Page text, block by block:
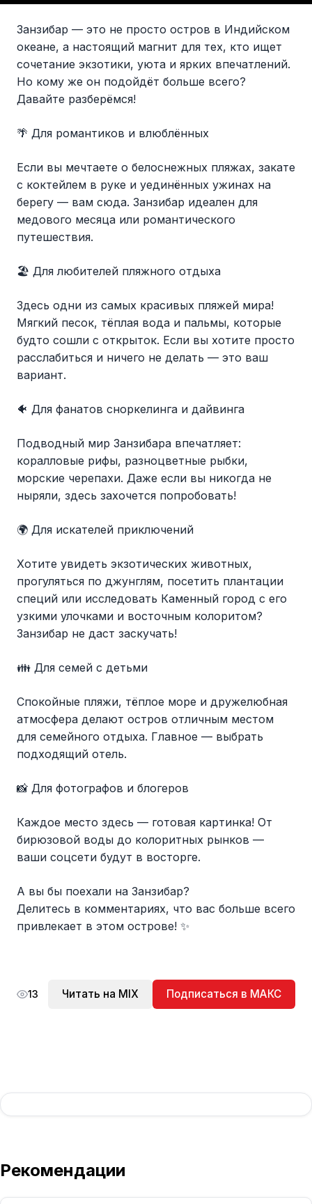
Занзибар — это не просто остров в Индийском
океане, а настоящий магнит для тех, кто ищет
сочетание экзотики, уюта и ярких впечатлений.
Но кому же он подойдёт больше всего?
Давайте разберёмся!
🌴 Для романтиков и влюблённых
Если вы мечтаете о белоснежных пляжах, закате
с коктейлем в руке и уединённых ужинах на
берегу — вам сюда. Занзибар идеален для
медового месяца или романтического
путешествия.
🏖️ Для любителей пляжного отдыха
Здесь одни из самых красивых пляжей мира!
Мягкий песок, тёплая вода и пальмы, которые
будто сошли с открыток. Если вы хотите просто
расслабиться и ничего не делать — это ваш
вариант.
🐠 Для фанатов сноркелинга и дайвинга
Подводный мир Занзибара впечатляет:
коралловые рифы, разноцветные рыбки,
морские черепахи. Даже если вы никогда не
ныряли, здесь захочется попробовать!
🌍 Для искателей приключений
Хотите увидеть экзотических животных,
прогуляться по джунглям, посетить плантации
специй или исследовать Каменный город с его
узкими улочками и восточным колоритом?
Занзибар не даст заскучать!
👪 Для семей с детьми
Спокойные пляжи, тёплое море и дружелюбная
атмосфера делают остров отличным местом
для семейного отдыха. Главное — выбрать
подходящий отель.
📸 Для фотографов и блогеров
Каждое место здесь — готовая картинка! От
бирюзовой воды до колоритных рынков —
ваши соцсети будут в восторге.
А вы бы поехали на Занзибар?
Делитесь в комментариях, что вас больше всего
привлекает в этом острове! ✨
13 Читать на MIX Подписаться в МАКС
Рекомендации